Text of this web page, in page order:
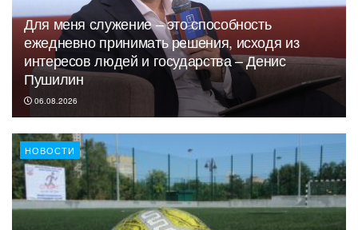
Для меня служение – это способность
ежедневно принимать решения, исходя из
интересов людей и государства – Денис
Пушилин
06.08.2026
НОВОСТИ